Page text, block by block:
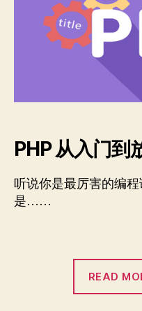
PHP 从入门到
听说你是最厉害的编
是……
READ